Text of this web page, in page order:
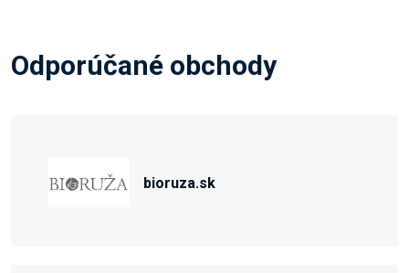
Odporúčané obchody
bioruza.sk